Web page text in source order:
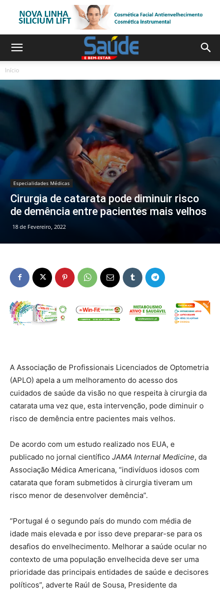
Início
Especialidades Médicas
Cirurgia de catarata pode diminuir risco
de demência entre pacientes mais velhos
18 de Fevereiro, 2022
A Associação de Profissionais Licenciados de Optometria
(APLO) apela a um melhoramento do acesso dos
cuidados de saúde da visão no que respeita à cirurgia da
catarata uma vez que, esta intervenção, pode diminuir o
risco de demência entre pacientes mais velhos.
De acordo com um estudo realizado nos EUA, e
publicado no jornal científico JAMA Internal Medicine, da
Associação Médica Americana, “indivíduos idosos com
catarata que foram submetidos à cirurgia tiveram um
risco menor de desenvolver demência”.
“Portugal é o segundo país do mundo com média de
idade mais elevada e por isso deve preparar-se para os
desafios do envelhecimento. Melhorar a saúde ocular no
contexto de uma população envelhecida deve ser uma
prioridade das principais entidades de saúde e decisores
políticos”, adverte Raúl de Sousa, Presidente da